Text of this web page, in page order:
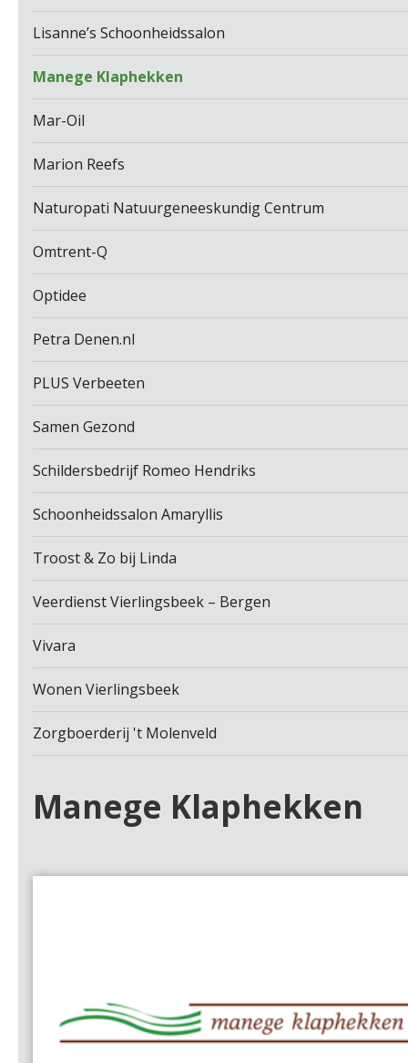
Lisanne’s Schoonheidssalon
Manege Klaphekken
Mar-Oil
Marion Reefs
Naturopati Natuurgeneeskundig Centrum
Omtrent-Q
Optidee
Petra Denen.nl
PLUS Verbeeten
Samen Gezond
Schildersbedrijf Romeo Hendriks
Schoonheidssalon Amaryllis
Troost & Zo bij Linda
Veerdienst Vierlingsbeek – Bergen
Vivara
Wonen Vierlingsbeek
Zorgboerderij 't Molenveld
Manege Klaphekken